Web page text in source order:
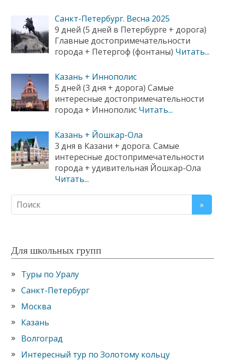
Санкт-Петербург. Весна 2025
9 дней (5 дней в Петербурге + дорога)
Главные достопримечательности
города + Петергоф (фонтаны) Читать...
Казань + Иннополис
5 дней (3 дня + дорога) Самые
интересные достопримечательности
города + Иннополис Читать...
Казань + Йошкар-Ола
3 дня в Казани + дорога. Самые
интересные достопримечательности
города + удивительная Йошкар-Ола
Читать...
Для школьных групп
Туры по Уралу
Санкт-Петербург
Москва
Казань
Волгоград
Интересный тур по Золотому кольцу